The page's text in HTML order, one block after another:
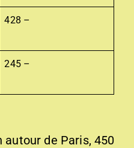
428 –
245 –
autour de Paris, 450